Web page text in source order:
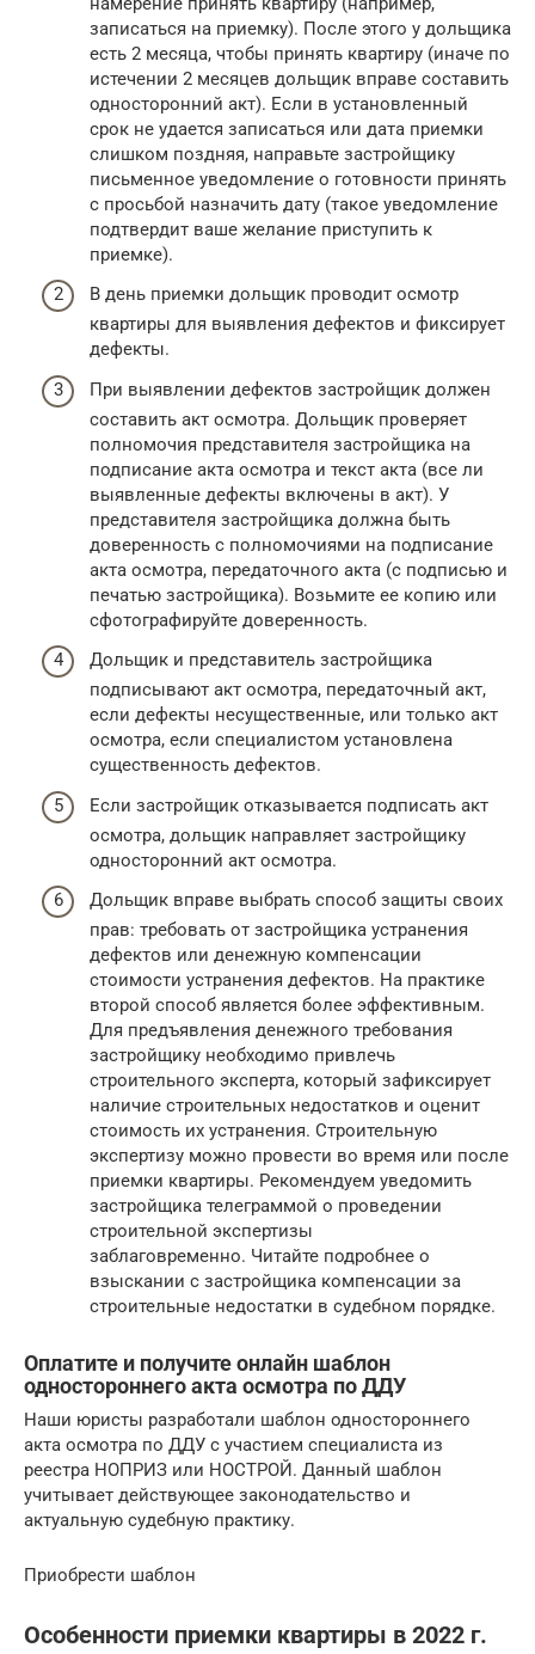
записаться на приемку). После этого у дольщика
есть 2 месяца, чтобы принять квартиру (иначе по
истечении 2 месяцев дольщик вправе составить
односторонний акт). Если в установленный
срок не удается записаться или дата приемки
слишком поздняя, направьте застройщику
письменное уведомление о готовности принять
с просьбой назначить дату (такое уведомление
подтвердит ваше желание приступить к
приемке).
В день приемки дольщик проводит осмотр
квартиры для выявления дефектов и фиксирует
дефекты.
При выявлении дефектов застройщик должен
составить акт осмотра. Дольщик проверяет
полномочия представителя застройщика на
подписание акта осмотра и текст акта (все ли
выявленные дефекты включены в акт). У
представителя застройщика должна быть
доверенность с полномочиями на подписание
акта осмотра, передаточного акта (с подписью и
печатью застройщика). Возьмите ее копию или
сфотографируйте доверенность.
Дольщик и представитель застройщика
подписывают акт осмотра, передаточный акт,
если дефекты несущественные, или только акт
осмотра, если специалистом установлена
существенность дефектов.
Если застройщик отказывается подписать акт
осмотра, дольщик направляет застройщику
односторонний акт осмотра.
Дольщик вправе выбрать способ защиты своих
прав: требовать от застройщика устранения
дефектов или денежную компенсации
стоимости устранения дефектов. На практике
второй способ является более эффективным.
Для предъявления денежного требования
застройщику необходимо привлечь
строительного эксперта, который зафиксирует
наличие строительных недостатков и оценит
стоимость их устранения. Строительную
экспертизу можно провести во время или после
приемки квартиры. Рекомендуем уведомить
застройщика телеграммой о проведении
строительной экспертизы
заблаговременно. Читайте подробнее о
взыскании с застройщика компенсации за
строительные недостатки в судебном порядке.
Оплатите и получите онлайн шаблон
одностороннего акта осмотра по ДДУ
Наши юристы разработали шаблон одностороннего
акта осмотра по ДДУ с участием специалиста из
реестра НОПРИЗ или НОСТРОЙ. Данный шаблон
учитывает действующее законодательство и
актуальную судебную практику.
Приобрести шаблон
Особенности приемки квартиры в 2022 г.